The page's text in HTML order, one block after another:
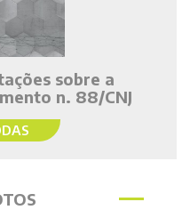
sobre a
n. 88/CNJ